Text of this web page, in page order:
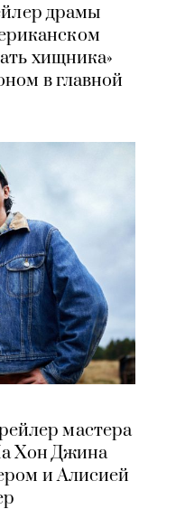
драмы
хищника»
в главной
мастера
Хон Джина
и Алисией